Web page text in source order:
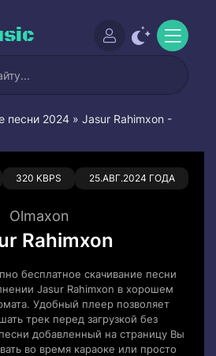
песни 2024 » Jasur Rahimxon -
320 KBPS 25.АВГ.2024 ГОДА
0 0
Olmaxon
Rahimxon
бесплатное скачивание песни
Jasur Rahimxon в хорошем
Удобный плеер позволяет
трек перед загрузкой без
добавленный на страницу Вы
во время караоке или просто